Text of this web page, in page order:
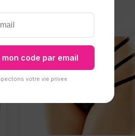
code par email
votre vie privee